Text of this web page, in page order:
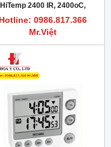
HiTemp 2400 IR, 2400oC,
Dostmann Germany
Hotline: 0986.817.366
Mr.Việt